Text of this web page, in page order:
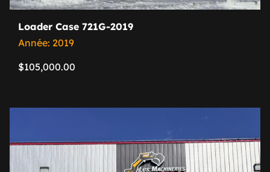
Loader Case 721G-2019
Année: 2019
$105,000.00